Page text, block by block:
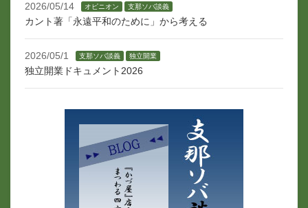
2026/05/14 オピニオン 支那ソバ談義
カント著「永遠平和のために」から考える
2026/05/1 支那ソバ談義 独立開業
独立開業ドキュメント2026